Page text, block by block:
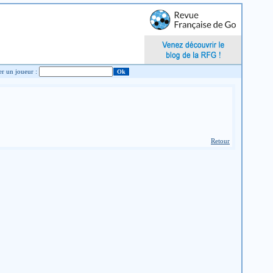
Chercher un joueur :
Retour